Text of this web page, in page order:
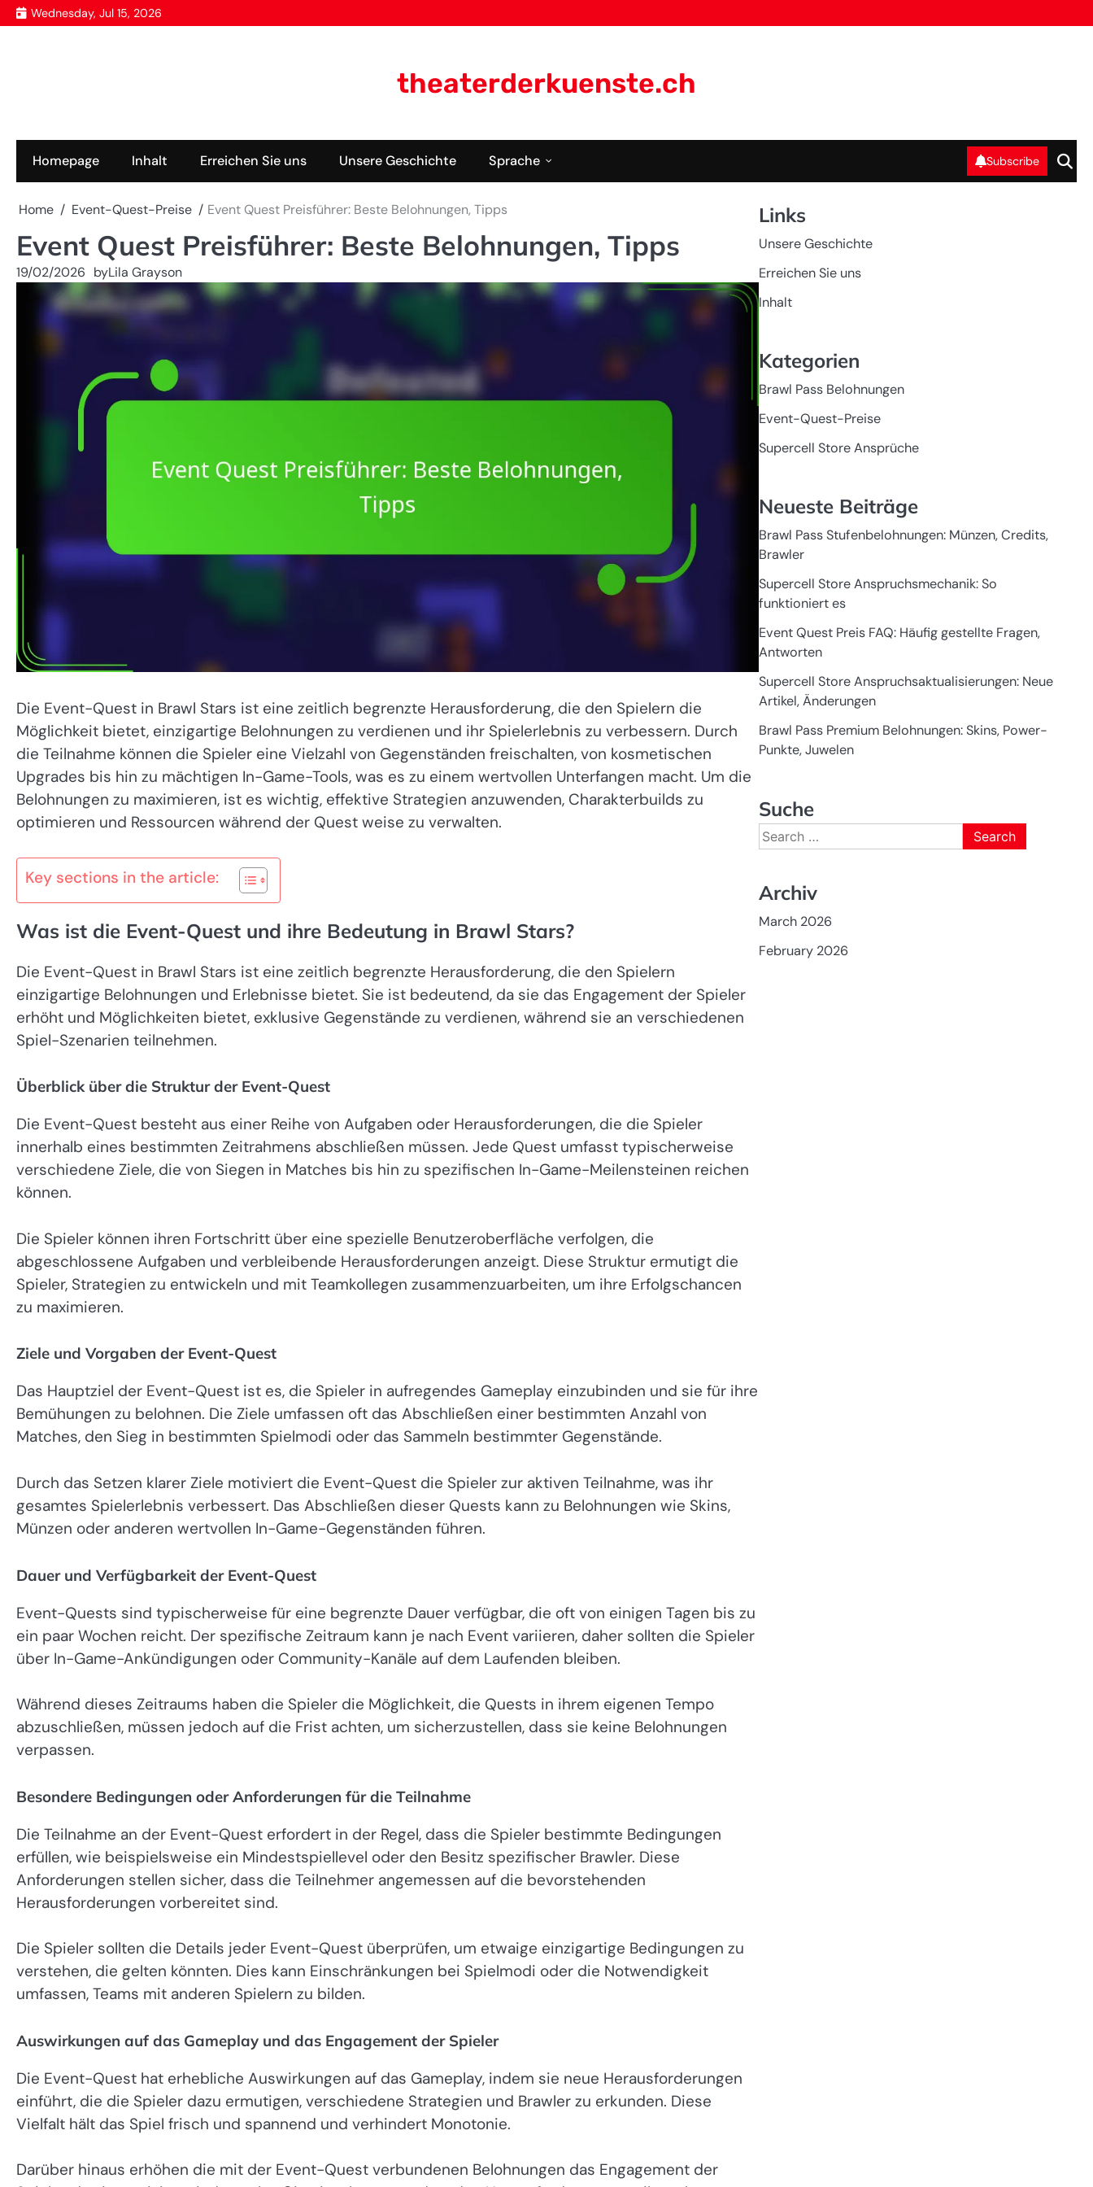
Skip
to
Wednesday, Jul 15, 2026
theaterderkuenste.ch
Homepage Inhalt Erreichen Sie uns Unsere Geschichte Sprache Subscribe
Home Event-Quest-Preise Event Quest Preisführer: Beste Belohnungen, Tipps
Event Quest Preisführer: Beste Belohnungen, Tipps
19/02/2026 byLila Grayson
Die Event-Quest in Brawl Stars ist eine zeitlich begrenzte Herausforderung, die den Spielern die
Möglichkeit bietet, einzigartige Belohnungen zu verdienen und ihr Spielerlebnis zu verbessern. Durch
die Teilnahme können die Spieler eine Vielzahl von Gegenständen freischalten, von kosmetischen
Upgrades bis hin zu mächtigen In-Game-Tools, was es zu einem wertvollen Unterfangen macht. Um die
Belohnungen zu maximieren, ist es wichtig, effektive Strategien anzuwenden, Charakterbuilds zu
optimieren und Ressourcen während der Quest weise zu verwalten.
Key sections in the article:
Was ist die Event-Quest und ihre Bedeutung in Brawl Stars?
Die Event-Quest in Brawl Stars ist eine zeitlich begrenzte Herausforderung, die den Spielern
einzigartige Belohnungen und Erlebnisse bietet. Sie ist bedeutend, da sie das Engagement der Spieler
erhöht und Möglichkeiten bietet, exklusive Gegenstände zu verdienen, während sie an verschiedenen
Spiel-Szenarien teilnehmen.
Überblick über die Struktur der Event-Quest
Die Event-Quest besteht aus einer Reihe von Aufgaben oder Herausforderungen, die die Spieler
innerhalb eines bestimmten Zeitrahmens abschließen müssen. Jede Quest umfasst typischerweise
verschiedene Ziele, die von Siegen in Matches bis hin zu spezifischen In-Game-Meilensteinen reichen
können.
Die Spieler können ihren Fortschritt über eine spezielle Benutzeroberfläche verfolgen, die
abgeschlossene Aufgaben und verbleibende Herausforderungen anzeigt. Diese Struktur ermutigt die
Spieler, Strategien zu entwickeln und mit Teamkollegen zusammenzuarbeiten, um ihre Erfolgschancen
zu maximieren.
Ziele und Vorgaben der Event-Quest
Das Hauptziel der Event-Quest ist es, die Spieler in aufregendes Gameplay einzubinden und sie für ihre
Bemühungen zu belohnen. Die Ziele umfassen oft das Abschließen einer bestimmten Anzahl von
Matches, den Sieg in bestimmten Spielmodi oder das Sammeln bestimmter Gegenstände.
Durch das Setzen klarer Ziele motiviert die Event-Quest die Spieler zur aktiven Teilnahme, was ihr
gesamtes Spielerlebnis verbessert. Das Abschließen dieser Quests kann zu Belohnungen wie Skins,
Münzen oder anderen wertvollen In-Game-Gegenständen führen.
Dauer und Verfügbarkeit der Event-Quest
Event-Quests sind typischerweise für eine begrenzte Dauer verfügbar, die oft von einigen Tagen bis zu
ein paar Wochen reicht. Der spezifische Zeitraum kann je nach Event variieren, daher sollten die Spieler
über In-Game-Ankündigungen oder Community-Kanäle auf dem Laufenden bleiben.
Während dieses Zeitraums haben die Spieler die Möglichkeit, die Quests in ihrem eigenen Tempo
abzuschließen, müssen jedoch auf die Frist achten, um sicherzustellen, dass sie keine Belohnungen
verpassen.
Besondere Bedingungen oder Anforderungen für die Teilnahme
Die Teilnahme an der Event-Quest erfordert in der Regel, dass die Spieler bestimmte Bedingungen
erfüllen, wie beispielsweise ein Mindestspiellevel oder den Besitz spezifischer Brawler. Diese
Anforderungen stellen sicher, dass die Teilnehmer angemessen auf die bevorstehenden
Herausforderungen vorbereitet sind.
Die Spieler sollten die Details jeder Event-Quest überprüfen, um etwaige einzigartige Bedingungen zu
verstehen, die gelten könnten. Dies kann Einschränkungen bei Spielmodi oder die Notwendigkeit
umfassen, Teams mit anderen Spielern zu bilden.
Auswirkungen auf das Gameplay und das Engagement der Spieler
Die Event-Quest hat erhebliche Auswirkungen auf das Gameplay, indem sie neue Herausforderungen
einführt, die die Spieler dazu ermutigen, verschiedene Strategien und Brawler zu erkunden. Diese
Vielfalt hält das Spiel frisch und spannend und verhindert Monotonie.
Darüber hinaus erhöhen die mit der Event-Quest verbundenen Belohnungen das Engagement der
Links
Unsere Geschichte
Erreichen Sie uns
Inhalt
Kategorien
Brawl Pass Belohnungen
Event-Quest-Preise
Supercell Store Ansprüche
Neueste Beiträge
Brawl Pass Stufenbelohnungen: Münzen, Credits,
Brawler
Supercell Store Anspruchsmechanik: So
funktioniert es
Event Quest Preis FAQ: Häufig gestellte Fragen,
Antworten
Supercell Store Anspruchsaktualisierungen: Neue
Artikel, Änderungen
Brawl Pass Premium Belohnungen: Skins, Power-
Punkte, Juwelen
Suche
Search
for:
Archiv
March 2026
February 2026